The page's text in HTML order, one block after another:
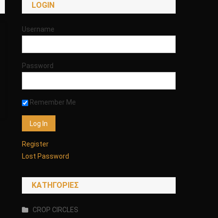
LOGIN
Username
Password
Remember Me
Register
Lost Password
KΑΤΗΓΟΡΊΕΣ
CROP CIRCLES